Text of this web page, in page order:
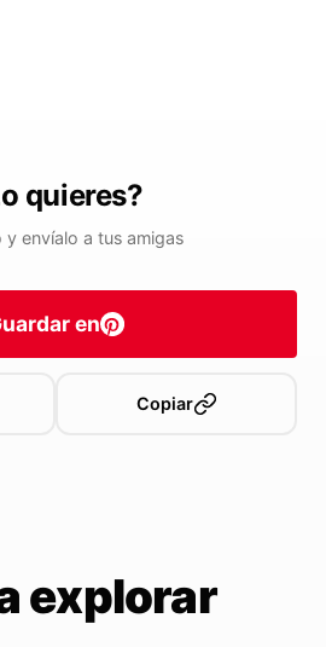
quieres?
y envíalo a tus amigas
en
Copiar
explorar